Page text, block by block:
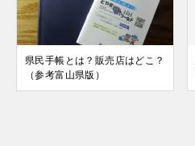
県民手帳とは？販売店はどこ？
（参考富山県版）